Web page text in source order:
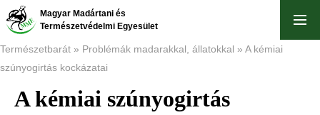
Ugrás
tartalomra
Magyar Madártani és
Természetvédelmi Egyesület
Morzsa
Természetbarát Problémák madarakkal, állatokkal
A kémiai
szúnyogirtás kockázatai
A kémiai szúnyogirtás